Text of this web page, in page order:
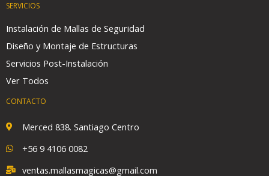
SERVICIOS
Instalación de Mallas de Seguridad
Diseño y Montaje de Estructuras
Servicios Post-Instalación
Ver Todos
CONTACTO
Merced 838. Santiago Centro
+56 9 4106 0082
ventas.mallasmagicas@gmail.com